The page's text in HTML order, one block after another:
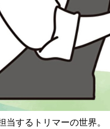
するトリマーの世界。